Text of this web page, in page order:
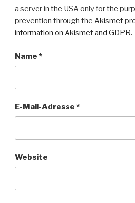
a server in the USA only for the
prevention through the Akismet
information on Akismet and GDPR.
Name *
E-Mail-Adresse *
Website